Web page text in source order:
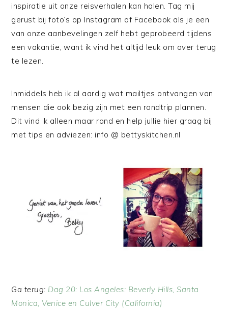
inspiratie uit onze reisverhalen kan halen. Tag mij
gerust bij foto’s op Instagram of Facebook als je een
van onze aanbevelingen zelf hebt geprobeerd tijdens
een vakantie, want ik vind het altijd leuk om over terug
te lezen.
Inmiddels heb ik al aardig wat mailtjes ontvangen van
mensen die ook bezig zijn met een rondtrip plannen.
Dit vind ik alleen maar rond en help jullie hier graag bij
met tips en adviezen: info @ bettyskitchen.nl
Ga terug: Dag 20: Los Angeles: Beverly Hills, Santa
Monica, Venice en Culver City (California)